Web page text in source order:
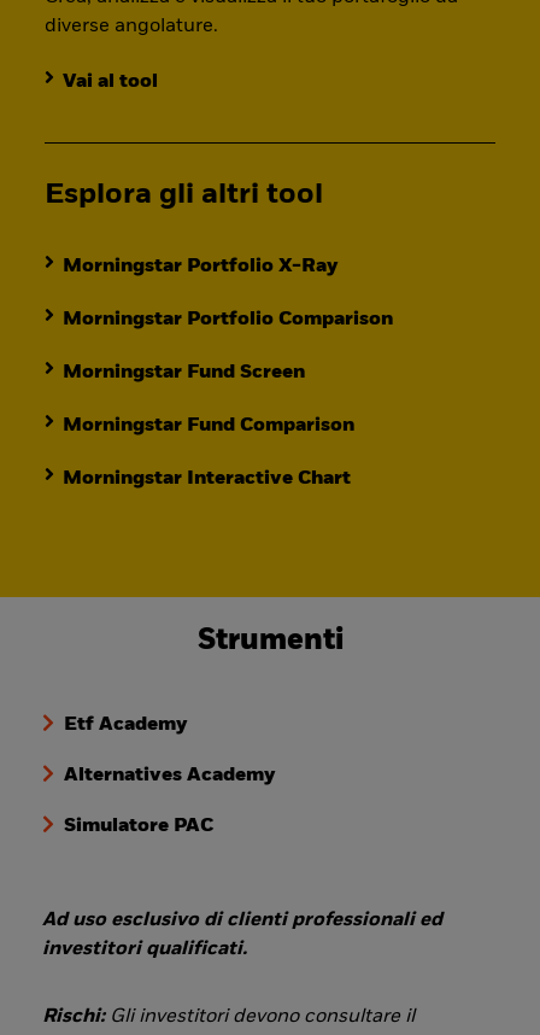
diverse angolature.
Vai al tool
Esplora gli altri tool
Morningstar Portfolio X-Ray
Morningstar Portfolio Comparison
Morningstar Fund Screen
Morningstar Fund Comparison
Morningstar Interactive Chart
Strumenti
Etf Academy
Alternatives Academy
Simulatore PAC
Ad uso esclusivo di clienti professionali ed
investitori qualificati.
Rischi: Gli investitori devono consultare il